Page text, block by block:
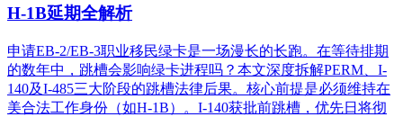
H-1B延期全解析
申请EB-2/EB-3职业移民绿卡是一场漫长的长跑。在等待排期
的数年中，跳槽会影响绿卡进程吗？本文深度拆解PERM、I-
140及I-485三大阶段的跳槽法律后果。核心前提是必须维持在
美合法工作身份（如H-1B）。I-140获批前跳槽，优先日将彻